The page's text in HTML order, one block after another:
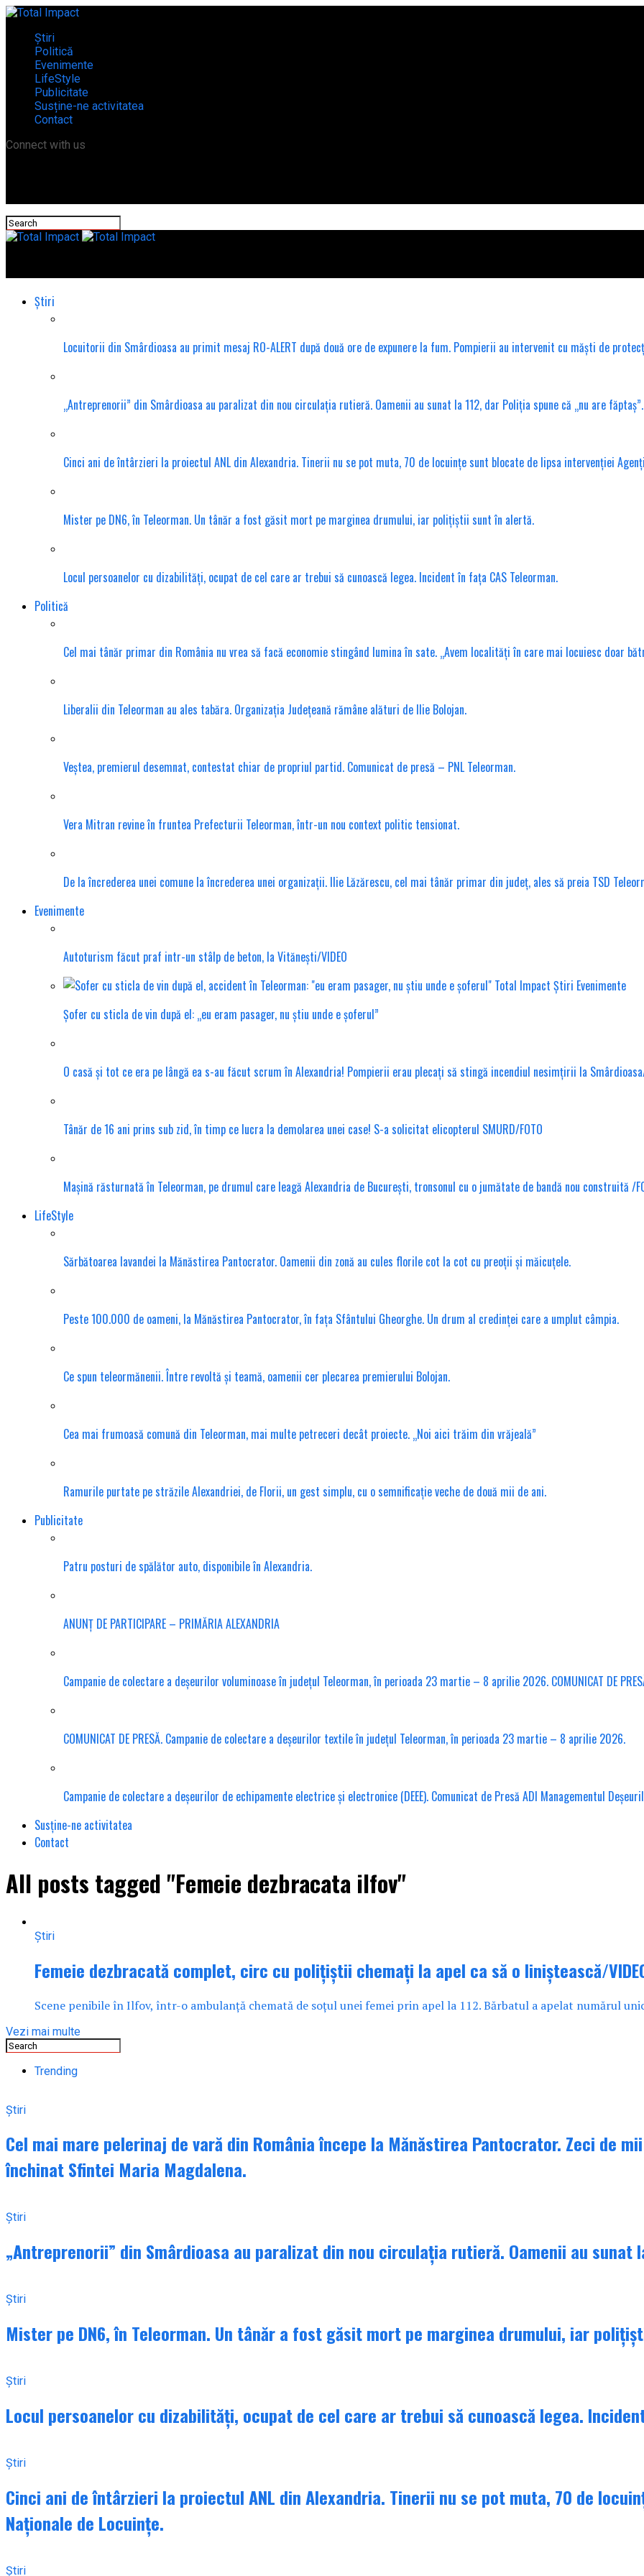
Știri
Politică
Evenimente
LifeStyle
Publicitate
Susține-ne activitatea
Contact
Connect with us
Știri
Locuitorii din Smârdioasa au primit mesaj RO-ALERT după două ore de expunere la fum. Pompierii au intervenit cu măști de
„Antreprenorii” din Smârdioasa au paralizat din nou circulația rutieră. Oamenii au sunat la 112, dar Poliția spune că „nu are făptaș”.
Cinci ani de întârzieri la proiectul ANL din Alexandria. Tinerii nu se pot muta, 70 de locuințe sunt blocate de lipsa intervenției
Mister pe DN6, în Teleorman. Un tânăr a fost găsit mort pe marginea drumului, iar polițiștii sunt în alertă.
Locul persoanelor cu dizabilități, ocupat de cel care ar trebui să cunoască legea. Incident în fața CAS Teleorman.
Politică
Cel mai tânăr primar din România nu vrea să facă economie stingând lumina în sate. „Avem localități în care mai locuiesc doar
Liberalii din Teleorman au ales tabăra. Organizația Județeană rămâne alături de Ilie Bolojan.
Veștea, premierul desemnat, contestat chiar de propriul partid. Comunicat de presă – PNL Teleorman.
Vera Mitran revine în fruntea Prefecturii Teleorman, într-un nou context politic tensionat.
De la încrederea unei comune la încrederea unei organizații. Ilie Lăzărescu, cel mai tânăr primar din județ, ales să preia TSD
Evenimente
Autoturism făcut praf intr-un stâlp de beton, la Vitănești/VIDEO
Șofer cu sticla de vin după el: „eu eram pasager, nu știu unde e șoferul”
O casă și tot ce era pe lângă ea s-au făcut scrum în Alexandria! Pompierii erau plecați să stingă incendiul nesimțirii la
Tânăr de 16 ani prins sub zid, în timp ce lucra la demolarea unei case! S-a solicitat elicopterul SMURD/FOTO
Mașină răsturnată în Teleorman, pe drumul care leagă Alexandria de București, tronsonul cu o jumătate de bandă nou construită /
LifeStyle
Sărbătoarea lavandei la Mănăstirea Pantocrator. Oamenii din zonă au cules florile cot la cot cu preoții și măicuțele.
Peste 100.000 de oameni, la Mănăstirea Pantocrator, în fața Sfântului Gheorghe. Un drum al credinței care a umplut câmpia.
Ce spun teleormănenii. Între revoltă și teamă, oamenii cer plecarea premierului Bolojan.
Cea mai frumoasă comună din Teleorman, mai multe petreceri decât proiecte. „Noi aici trăim din vrăjeală”
Ramurile purtate pe străzile Alexandriei, de Florii, un gest simplu, cu o semnificație veche de două mii de ani.
Publicitate
Patru posturi de spălător auto, disponibile în Alexandria.
ANUNȚ DE PARTICIPARE – PRIMĂRIA ALEXANDRIA
Campanie de colectare a deșeurilor voluminoase în județul Teleorman, în perioada 23 martie – 8 aprilie 2026. COMUNICAT DE
COMUNICAT DE PRESĂ. Campanie de colectare a deșeurilor textile în județul Teleorman, în perioada 23 martie – 8 aprilie 2026.
Campanie de colectare a deșeurilor de echipamente electrice și electronice (DEEE). Comunicat de Presă ADI Managementul
Susține-ne activitatea
Contact
All posts tagged "Femeie dezbracata ilfov"
Știri
Femeie dezbracată complet, circ cu polițiștii chemați la apel ca să o liniștească/
Scene penibile în Ilfov, într-o ambulanță chemată de soțul unei femei prin apel la 112. Bărbatul a apelat numărul
Vezi mai multe
Trending
Știri
Cel mai mare pelerinaj de vară din România începe la Mănăstirea Pantocrator. Zeci de
închinat Sfintei Maria Magdalena.
Știri
„Antreprenorii” din Smârdioasa au paralizat din nou circulația rutieră. Oamenii au sunat
Știri
Mister pe DN6, în Teleorman. Un tânăr a fost găsit mort pe marginea drumului, iar
Știri
Locul persoanelor cu dizabilități, ocupat de cel care ar trebui să cunoască legea.
Știri
Cinci ani de întârzieri la proiectul ANL din Alexandria. Tinerii nu se pot muta, 70 de
Naționale de Locuințe.
Știri